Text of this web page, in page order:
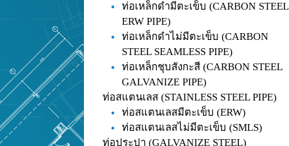
ท่อเหล็กดำมีตะเข็บ (CARBON STEEL
ERW PIPE)
ท่อเหล็กดำไม่มีตะเข็บ (CARBON
STEEL SEAMLESS PIPE)
ท่อเหล็กชุบสังกะสี (CARBON STEEL
GALVANIZE PIPE)
ท่อสแตนเลส (STAINLESS STEEL PIPE)
ท่อสแตนเลสมีตะเข็บ (ERW)
ท่อสแตนเลสไม่มีตะเข็บ (SMLS)
ท่อประปา (GALVANIZE STEEL)